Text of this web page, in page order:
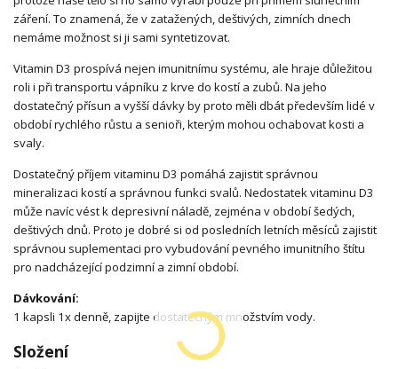
záření. To znamená, že v zatažených, deštivých, zimních dnech
nemáme možnost si ji sami syntetizovat.
Vitamin D3 prospívá nejen imunitnímu systému, ale hraje důležitou
roli i při transportu vápníku z krve do kostí a zubů. Na jeho
dostatečný přísun a vyšší dávky by proto měli dbát především lidé v
období rychlého růstu a senioři, kterým mohou ochabovat kosti a
svaly.
Dostatečný příjem vitaminu D3 pomáhá zajistit správnou
mineralizaci kostí a správnou funkci svalů. Nedostatek vitaminu D3
může navíc vést k depresivní náladě, zejména v období šedých,
deštivých dnů. Proto je dobré si od posledních letních měsíců zajistit
správnou suplementaci pro vybudování pevného imunitního štítu
pro nadcházející podzimní a zimní období.
Dávkování:
1 kapsli 1x denně, zapijte dostatečným množstvím vody.
Složení